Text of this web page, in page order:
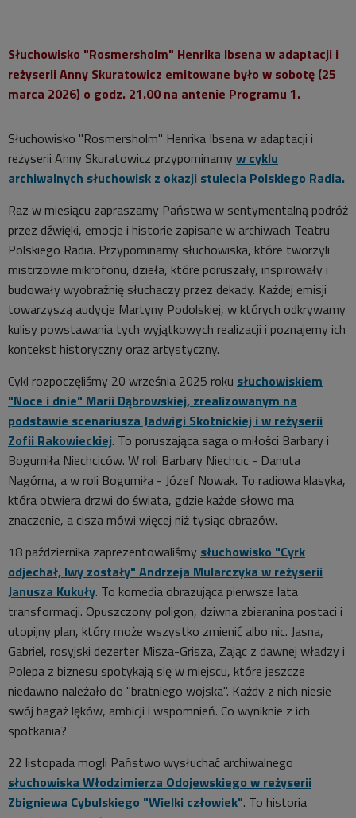
Słuchowisko "Rosmersholm" Henrika Ibsena w adaptacji i
reżyserii Anny Skuratowicz emitowane było w sobotę (25
marca 2026) o godz. 21.00 na antenie Programu 1.
Słuchowisko "Rosmersholm" Henrika Ibsena w adaptacji i
reżyserii Anny Skuratowicz przypominamy w cyklu
archiwalnych słuchowisk z okazji stulecia Polskiego Radia.
Raz w miesiącu zapraszamy Państwa w sentymentalną podróż
przez dźwięki, emocje i historie zapisane w archiwach Teatru
Polskiego Radia. Przypominamy słuchowiska, które tworzyli
mistrzowie mikrofonu, dzieła, które poruszały, inspirowały i
budowały wyobraźnię słuchaczy przez dekady. Każdej emisji
towarzyszą audycje Martyny Podolskiej, w których odkrywamy
kulisy powstawania tych wyjątkowych realizacji i poznajemy ich
kontekst historyczny oraz artystyczny.
Cykl rozpoczęliśmy 20 września 2025 roku słuchowiskiem
"Noce i dnie" Marii Dąbrowskiej, zrealizowanym na
podstawie scenariusza Jadwigi Skotnickiej i w reżyserii
Zofii Rakowieckiej. To poruszająca saga o miłości Barbary i
Bogumiła Niechciców. W roli Barbary Niechcic - Danuta
Nagórna, a w roli Bogumiła - Józef Nowak. To radiowa klasyka,
która otwiera drzwi do świata, gdzie każde słowo ma
znaczenie, a cisza mówi więcej niż tysiąc obrazów.
18 października zaprezentowaliśmy słuchowisko "Cyrk
odjechał, lwy zostały" Andrzeja Mularczyka w reżyserii
Janusza Kukuły. To komedia obrazująca pierwsze lata
transformacji. Opuszczony poligon, dziwna zbieranina postaci i
utopijny plan, który może wszystko zmienić albo nic. Jasna,
Gabriel, rosyjski dezerter Misza-Grisza, Zając z dawnej władzy i
Polepa z biznesu spotykają się w miejscu, które jeszcze
niedawno należało do "bratniego wojska". Każdy z nich niesie
swój bagaż lęków, ambicji i wspomnień. Co wyniknie z ich
spotkania?
22 listopada mogli Państwo wysłuchać archiwalnego
słuchowiska Włodzimierza Odojewskiego w reżyserii
Zbigniewa Cybulskiego "Wielki człowiek". To historia